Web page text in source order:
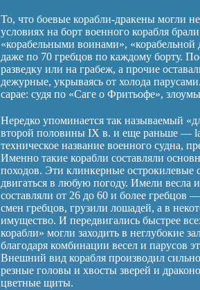
То, что боевые корабли-дракены могли
условиях на борт военного корабля
«корабельными воинами»,
даже по 70 гребцов по каждому борту.
разведку или на грабеж, а прочие
дежурные, укрываясь от холода
сарае: судя по «Саге о Фритьофе»,
Нередко упоминается так называемый
второй половины IX в. и еще раньше —
техническое название военного судна,
Именно такие корабли составляли
походов. Эти клинкерные острокилевые
двигаться в любую погоду. Имели весла
составляли от 26 до 60 и более гребцов
смен гребцов, грузили лошадей, а в
имущество. И передвигались быстрее
корабли» могли заходить в неглубокие
благодаря комбинации весел и парусов
Внешний вид корабля производил
резные головы и хвосты зверей и
цветные щиты.